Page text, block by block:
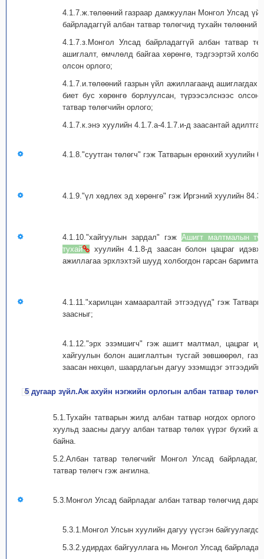
4.1.7.ж.төлөөний газраар дамжуулан Монгол Улсад
байрладаггүй албан татвар төлөгчид тухайн төлөөний
4.1.7.з.Монгол Улсад байрладаггүй албан татвар
ашиглалт, өмчлөлд байгаа хөрөнгө, тэдгээртэй
олсон орлого;
4.1.7.и.төлөөний газрын үйл ажиллагаанд ашиглагдах
биет бус хөрөнгө борлуулсан, түрээсэлснээс
татвар төлөгчийн орлого;
4.1.7.к.энэ хуулийн 4.1.7.а-4.1.7.и-д заасантай
4.1.8."суутган төлөгч" гэж Татварын ерөнхий хуулийн
4.1.9."үл хөдлөх эд хөрөнгө" гэж Иргэний хуулийн
4.1.10."хайгуулын зардал" гэж Ашигт малтмалын
тухай
хуулийн 4.1.8-д заасан болон цацраг
ажиллагаа эрхлэхтэй шууд холбогдон гарсан
4.1.11."харилцан хамааралтай этгээдүүд" гэж
заасныг;
4.1.12."эрх эзэмшигч" гэж ашигт малтмал, цацраг
хайгуулын болон ашиглалтын тусгай зөвшөөрөл,
заасан нөхцөл, шаардлагын дагуу эзэмшдэг этгээдийг.
5 дугаар зүйл.Аж ахуйн нэгжийн орлогын албан татвар төлөгч
5.1.Тухайн татварын жилд албан татвар ногдох орлого
хуульд заасны дагуу албан татвар төлөх үүрэг бүхий
байна.
5.2.Албан татвар төлөгчийг Монгол Улсад
татвар төлөгч гэж ангилна.
5.3.Монгол Улсад байрладаг албан татвар төлөгчид
5.3.1.Монгол Улсын хуулийн дагуу үүсгэн
5.3.2.удирдах байгууллага нь Монгол Улсад